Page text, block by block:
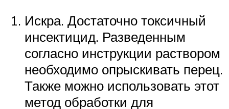
Искра. Достаточно токсичный
инсектицид. Разведенным
согласно инструкции раствором
необходимо опрыскивать перец.
Также можно использовать этот
метод обработки для